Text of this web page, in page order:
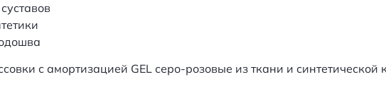
с амортизацией GEL серо-розовые из ткани и синтетической